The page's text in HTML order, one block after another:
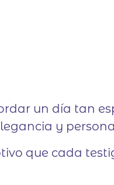
un día tan
y
que cada